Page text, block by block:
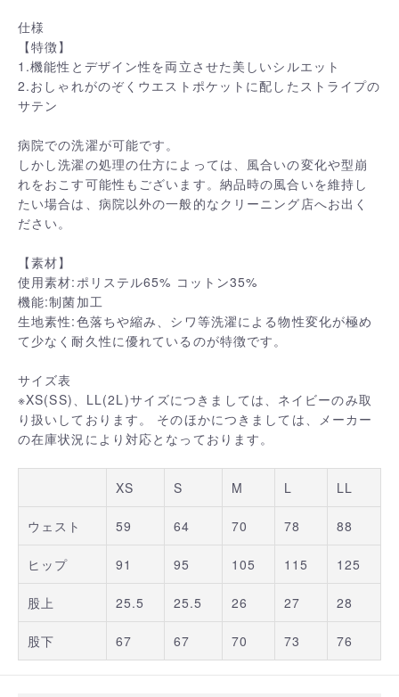
仕様
【特徴】
1.機能性とデザイン性を両立させた美しいシルエット
2.おしゃれがのぞくウエストポケットに配したストライプの
サテン
病院での洗濯が可能です。
しかし洗濯の処理の仕方によっては、風合いの変化や型崩
れをおこす可能性もございます。納品時の風合いを維持し
たい場合は、病院以外の一般的なクリーニング店へお出く
ださい。
【素材】
使用素材:ポリステル65% コットン35%
機能:制菌加工
生地素性:色落ちや縮み、シワ等洗濯による物性変化が極め
て少なく耐久性に優れているのが特徴です。
サイズ表
※XS(SS)、LL(2L)サイズにつきましては、ネイビーのみ取
り扱いしております。 そのほかにつきましては、メーカー
の在庫状況により対応となっております。
XS S M L LL
ウェスト 59 64 70 78 88
ヒップ 91 95 105 115 125
股上 25.5 25.5 26 27 28
股下 67 67 70 73 76